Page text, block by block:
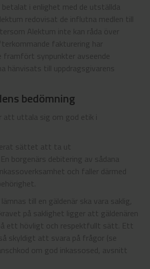
i enlighet med de utställda
redovisat de influtna medlen till
Alektum inte kan råda över
fakturering har
framfört synpunkter avseende
hänvisats till uppdragsgivarens
bedömning
att uttala sig om god etik i
sättet att ta ut
borgenärs debitering av sådana
och faller därmed
till en gäldenär ska vara saklig,
på saklighet ligger att gäldenären
ett hövligt och respektfullt sätt. Ett
skyldigt att svara på frågor (se
om god inkassosed, avsnitt